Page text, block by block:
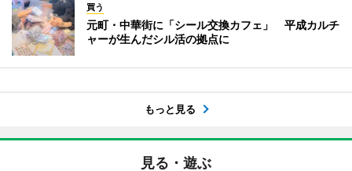
買う
元町・中華街に「シール交換カフェ」 平成カルチ
ャーが生んだシル活の拠点に
もっと見る
見る・遊ぶ